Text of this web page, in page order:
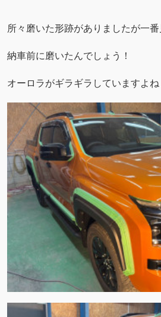
所々磨いた形跡がありましたが一番
納車前に磨いたんでしょう！
オーロラがギラギラしていますよね